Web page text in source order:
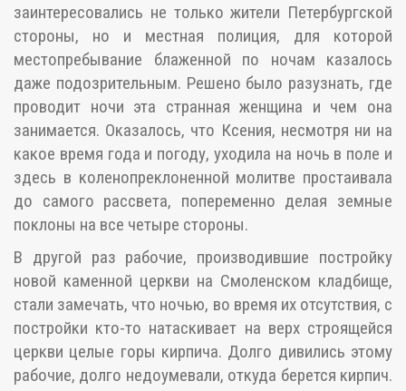
заинтересовались не только жители Петербургской
стороны, но и местная полиция, для которой
местопребывание блаженной по ночам казалось
даже подозрительным. Решено было разузнать, где
проводит ночи эта странная женщина и чем она
занимается. Оказалось, что Ксения, несмотря ни на
какое время года и погоду, уходила на ночь в поле и
здесь в коленопреклоненной молитве простаивала
до самого рассвета, попеременно делая земные
поклоны на все четыре стороны.
В другой раз рабочие, производившие постройку
новой каменной церкви на Смоленском кладбище,
стали замечать, что ночью, во время их отсутствия, с
постройки кто-то натаскивает на верх строящейся
церкви целые горы кирпича. Долго дивились этому
рабочие, долго недоумевали, откуда берется кирпич.